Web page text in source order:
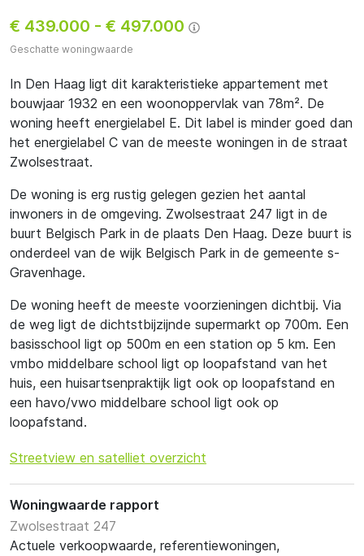
€ 439.000 - € 497.000
Geschatte woningwaarde
In Den Haag ligt dit karakteristieke appartement met
bouwjaar 1932 en een woonoppervlak van 78m². De
woning heeft energielabel E. Dit label is minder goed dan
het energielabel C van de meeste woningen in de straat
Zwolsestraat.
De woning is erg rustig gelegen gezien het aantal
inwoners in de omgeving. Zwolsestraat 247 ligt in de
buurt Belgisch Park in de plaats Den Haag. Deze buurt is
onderdeel van de wijk Belgisch Park in de gemeente s-
Gravenhage.
De woning heeft de meeste voorzieningen dichtbij. Via
de weg ligt de dichtstbijzijnde supermarkt op 700m. Een
basisschool ligt op 500m en een station op 5 km. Een
vmbo middelbare school ligt op loopafstand van het
huis, een huisartsenpraktijk ligt ook op loopafstand en
een havo/vwo middelbare school ligt ook op
loopafstand.
Streetview en satelliet overzicht
Woningwaarde rapport
Zwolsestraat 247
Actuele verkoopwaarde, referentiewoningen,